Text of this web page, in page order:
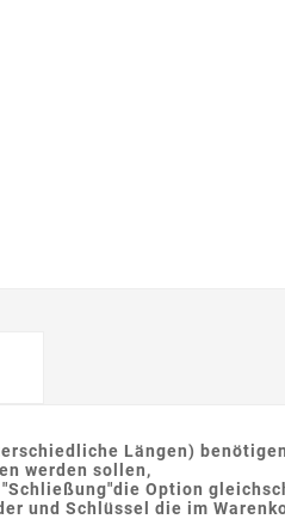
Längen)
werden sollen,
Option
und Schlüssel die im